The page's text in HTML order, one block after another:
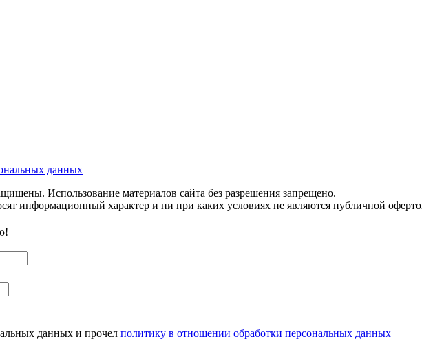
данных
Использование материалов сайта без разрешения запрещено.
информационный характер и ни при каких условиях не являются публичной
данных и прочел политику в отношении обработки персональных данных